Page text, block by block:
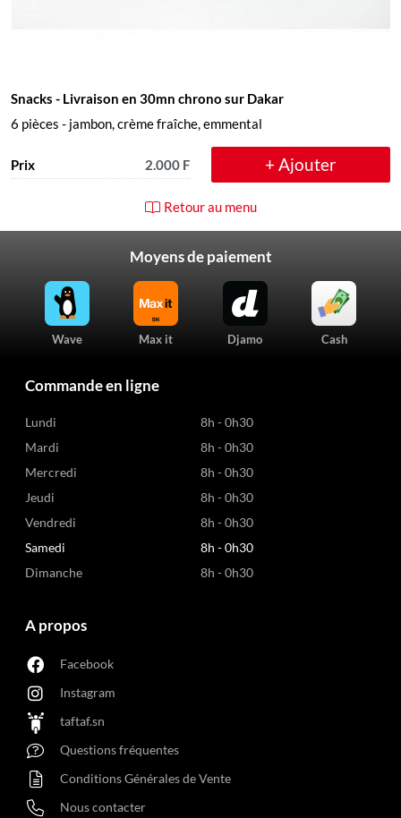
Snacks - Livraison en 30mn chrono sur Dakar
6 pièces - jambon, crème fraîche, emmental
Prix 2.000 F + Ajouter
Retour au menu
Moyens de paiement
Wave Max it Djamo Cash
Commande en ligne
Lundi
8h - 0h30
Mardi
8h - 0h30
Mercredi
8h - 0h30
Jeudi
8h - 0h30
Vendredi
8h - 0h30
Samedi
8h - 0h30
Dimanche
8h - 0h30
A propos
Facebook
Instagram
taftaf.sn
Questions fréquentes
Conditions Générales de Vente
Nous contacter